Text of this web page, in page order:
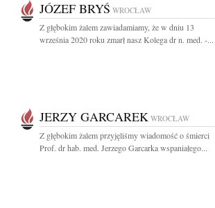
JÓZEF BRYŚ WROCŁAW
Z głębokim żalem zawiadamiamy, że w dniu 13
września 2020 roku zmarł nasz Kolega dr n. med. -...
JERZY GARCAREK WROCŁAW
Z głębokim żalem przyjęliśmy wiadomość o śmierci
Prof. dr hab. med. Jerzego Garcarka wspaniałego...